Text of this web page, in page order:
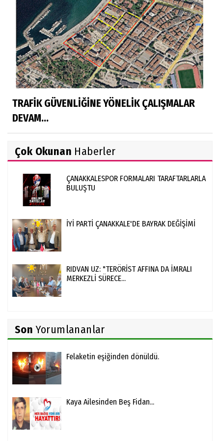
TRAFİK GÜVENLİĞİNE YÖNELİK ÇALIŞMALAR
DEVAM...
Çok Okunan Haberler
ÇANAKKALESPOR FORMALARI TARAFTARLARLA
BULUŞTU
İYİ PARTİ ÇANAKKALE'DE BAYRAK DEĞİŞİMİ
RIDVAN UZ: "TERÖRİST AFFINA DA İMRALI
MERKEZLİ SÜRECE...
Son Yorumlananlar
Felaketin eşiğinden dönüldü.
Kaya Ailesinden Beş Fidan...